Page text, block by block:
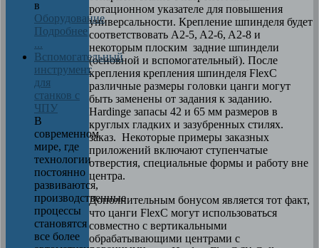
ротационном указателе для повышения
универсальности. Крепление шпинделя будет
соответствовать A2-5, A2-6, A2-8 и
некоторым плоским задние шпиндели
(основной и вспомогательный). После
крепления крепления шпинделя FlexC
различные размеры головки цанги могут
быть заменены от задания к заданию.
Hardinge запасы 42 и 65 мм размеров в
круглых гладких и зазубренных стилях.
заказ. Некоторые примеры заказных
приложений включают ступенчатые
отверстия, специальные формы и работу вне
центра.
Дополнительным бонусом является тот факт,
что цанги FlexC могут использоваться
совместно с вертикальными
обрабатывающими центрами с
в
Оборудование
Подробнее
...
Вспомогательный
инструмент
для
станков с
ЧПУ
В
современном
мире, где
технологии
постоянно
развиваются,
производственные
процессы
становятся
все более